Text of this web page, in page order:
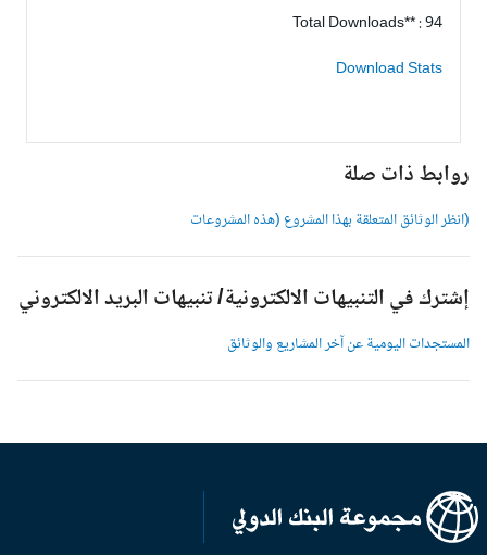
Total Downloads** : 94
Download Stats
روابط ذات صلة
(انظر الوثائق المتعلقة بهذا المشروع (هذه المشروعات
إشترك في التنبيهات الالكترونية/ تنبيهات البريد الالكتروني
المستجدات اليومية عن آخر المشاريع والوثائق